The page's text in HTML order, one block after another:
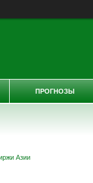
Азии
ПРОГНОЗЫ